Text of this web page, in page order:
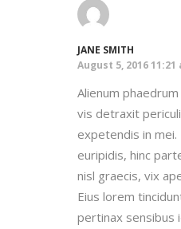
JANE SMITH
August 5, 2016 11:21
Alienum
vis detraxit
expetendis in mei.
euripidis, hinc
nisl graecis, vix
Eius lorem
pertinax sensibus